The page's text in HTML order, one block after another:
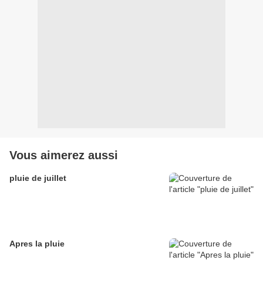
Vous aimerez aussi
pluie de juillet
Apres la pluie